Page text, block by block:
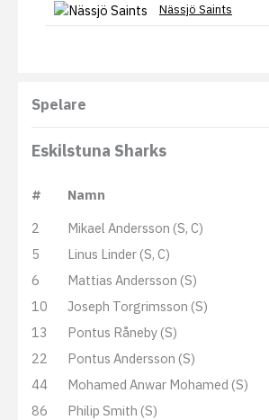
Nässjö Saints
Spelare
Eskilstuna Sharks
#
Namn
2
Mikael Andersson (S, C)
5
Linus Linder (S, C)
6
Mattias Andersson (S)
10
Joseph Torgrimsson (S)
13
Pontus Råneby (S)
22
Pontus Andersson (S)
44
Mohamed Anwar Mohamed (S)
86
Philip Smith (S)